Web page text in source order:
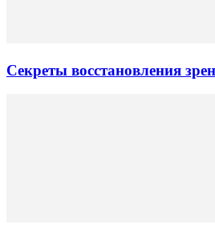
Секреты восстановления